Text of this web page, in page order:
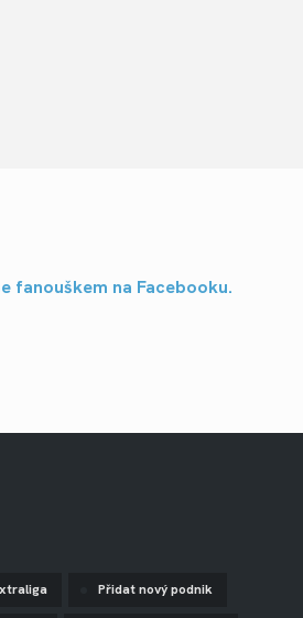
fanouškem na Facebooku.
Přidat nový podnik